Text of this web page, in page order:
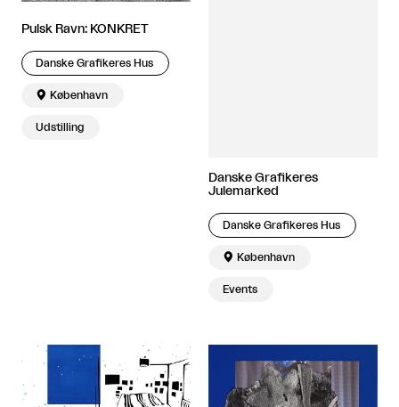
Pulsk Ravn: KONKRET
Danske Grafikeres Hus
 København
Udstilling
Danske Grafikeres
Julemarked
Danske Grafikeres Hus
 København
Events